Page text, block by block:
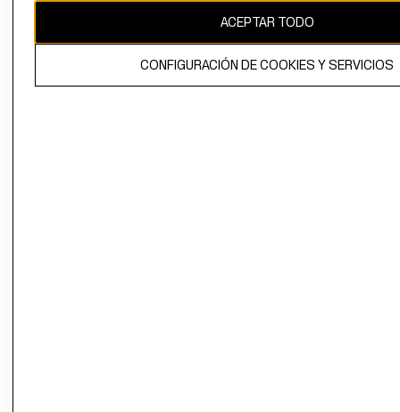
El contenido de esta página web está protegido por copyright y es
ACEPTAR TODO
CONFIGURACIÓN DE COOKIES Y SERVICIOS